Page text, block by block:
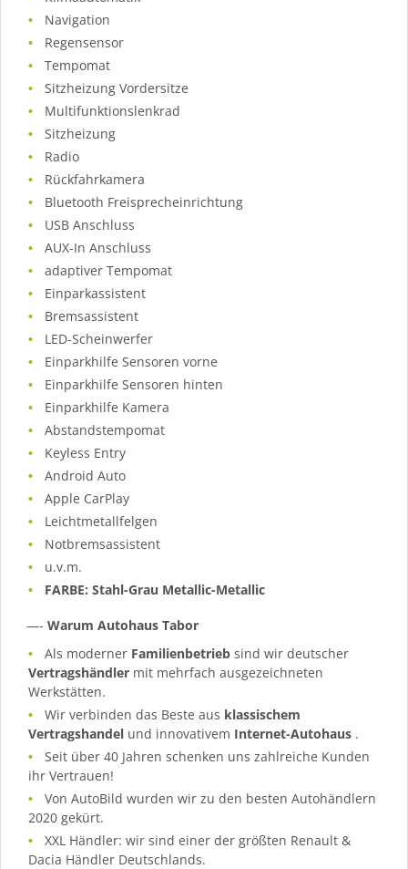
Navigation
Regensensor
Tempomat
Sitzheizung Vordersitze
Multifunktionslenkrad
Sitzheizung
Radio
Rückfahrkamera
Bluetooth Freisprecheinrichtung
USB Anschluss
AUX-In Anschluss
adaptiver Tempomat
Einparkassistent
Bremsassistent
LED-Scheinwerfer
Einparkhilfe Sensoren vorne
Einparkhilfe Sensoren hinten
Einparkhilfe Kamera
Abstandstempomat
Keyless Entry
Android Auto
Apple CarPlay
Leichtmetallfelgen
Notbremsassistent
u.v.m.
FARBE: Stahl-Grau Metallic-Metallic
—- Warum Autohaus Tabor
Als moderner Familienbetrieb sind wir deutscher
Vertragshändler mit mehrfach ausgezeichneten
Werkstätten.
Wir verbinden das Beste aus klassischem
Vertragshandel und innovativem Internet-Autohaus .
Seit über 40 Jahren schenken uns zahlreiche Kunden
ihr Vertrauen!
Von AutoBild wurden wir zu den besten Autohändlern
2020 gekürt.
XXL Händler: wir sind einer der größten Renault &
Dacia Händler Deutschlands.